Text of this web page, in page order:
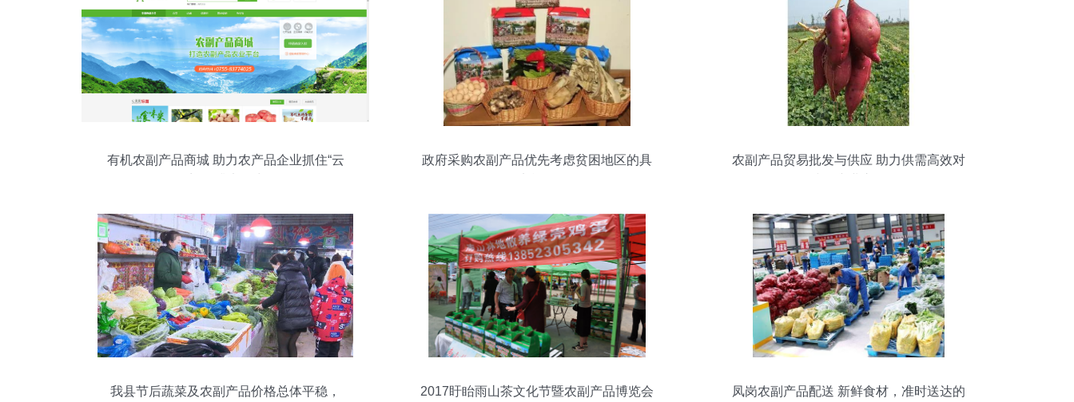
有机农副产品商城 助力农产品企业抓住“云
政府采购农副产品优先考虑贫困地区的具
农副产品贸易批发与供应 助力供需高效对
我县节后蔬菜及农副产品价格总体平稳，
2017盱眙雨山茶文化节暨农副产品博览会
凤岗农副产品配送 新鲜食材，准时送达的